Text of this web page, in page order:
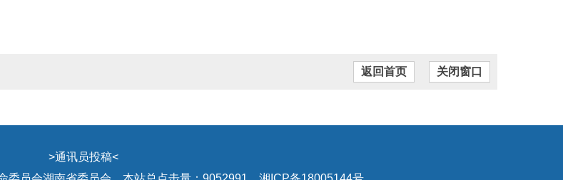
关闭窗口
返回首页
>通讯员投稿<